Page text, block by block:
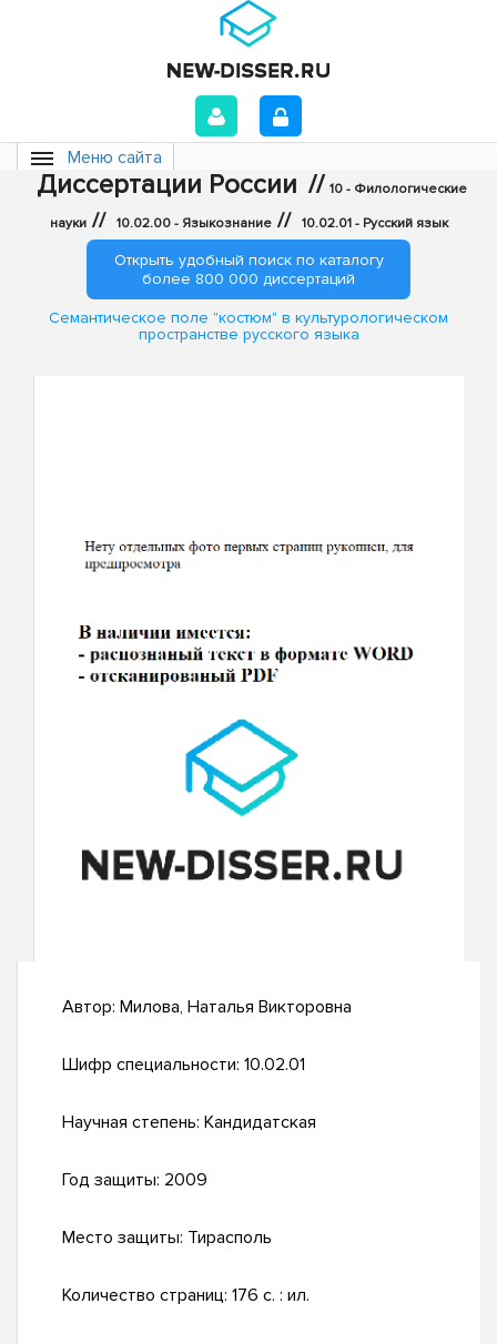
Меню сайта
Диссертации России // 10 - Филологические
науки // 10.02.00 - Языкознание // 10.02.01 - Русский язык
Открыть удобный поиск по каталогу
более 800 000 диссертаций
Семантическое поле "костюм" в культурологическом
пространстве русского языка
Автор: Милова, Наталья Викторовна
Шифр специальности: 10.02.01
Научная степень: Кандидатская
Год защиты: 2009
Место защиты: Тирасполь
Количество страниц: 176 с. : ил.